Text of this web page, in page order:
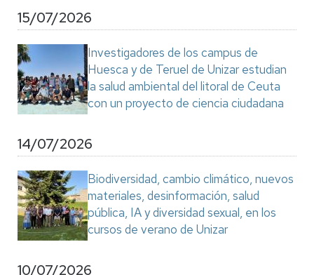
15/07/2026
Investigadores de los campus de
Huesca y de Teruel de Unizar estudian
la salud ambiental del litoral de Ceuta
con un proyecto de ciencia ciudadana
14/07/2026
Biodiversidad, cambio climático, nuevos
materiales, desinformación, salud
pública, IA y diversidad sexual, en los
cursos de verano de Unizar
10/07/2026